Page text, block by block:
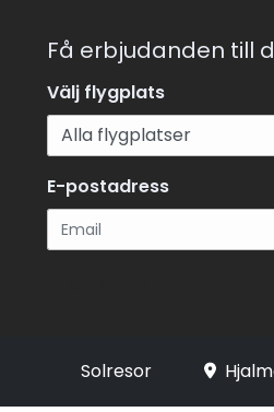
Få erbjudanden till
Välj flygplats
E-postadress
Solresor